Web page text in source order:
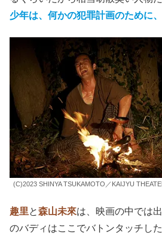
少年は、何かの犯罪計画のために
(C)2023 SHINYA TSUKAMOTO／KAIJYU
趣里と森山未來は、映画の中では
のバディはここでバトンタッチし